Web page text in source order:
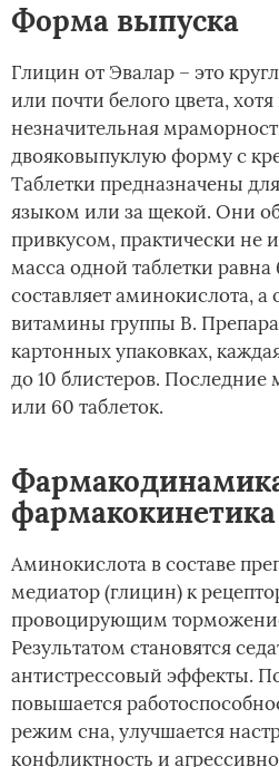
Форма выпуска
Глицин от Эвалар – это
или почти белого цвета,
незначительная
двояковыпуклую форму с
Таблетки предназначены
языком или за щекой. Они
привкусом, практически не
масса одной таблетки
составляет аминокислота, а
витамины группы В.
картонных упаковках,
до 10 блистеров. Последние
или 60 таблеток.
фармакокинетика
Аминокислота в составе
медиатор (глицин) к
провоцирующим
Результатом становятся
антистрессовый эффекты.
повышается
режим сна, улучшается
конфликтность и